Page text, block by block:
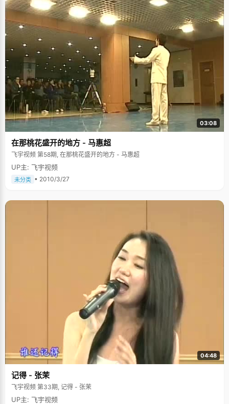
03:08
在那桃花盛开的地方 - 马惠超
飞宇视频 第58期, 在那桃花盛开的地方 - 马惠超
UP主: 飞宇视频
未分类 • 2010/3/27
04:48
记得 - 张茉
飞宇视频 第33期, 记得 - 张茉
UP主: 飞宇视频